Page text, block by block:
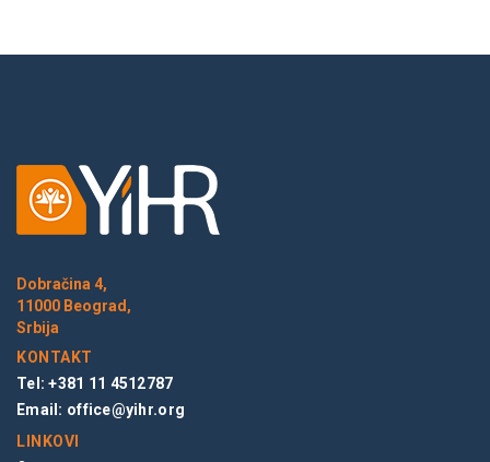
Dobračina 4,
11000 Beograd,
Srbija
KONTAKT
Tel: +381 11 4512787
Email: office@yihr.org
LINKOVI